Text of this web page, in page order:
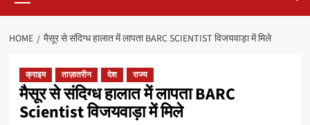
HOME मैसूर से संदिग्ध हालात में लापता BARC SCIENTIST विजयवाड़ा में मिले
क्राइम ताज़ातरीन देश राज्य
मैसूर से संदिग्ध हालात में लापता BARC
Scientist विजयवाड़ा में मिले